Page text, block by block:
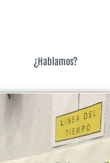
¿Hablamos?